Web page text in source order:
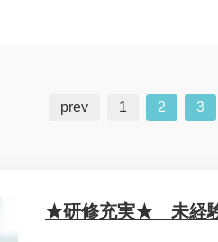
prev 1 2 3
★研修充実★ 未経験